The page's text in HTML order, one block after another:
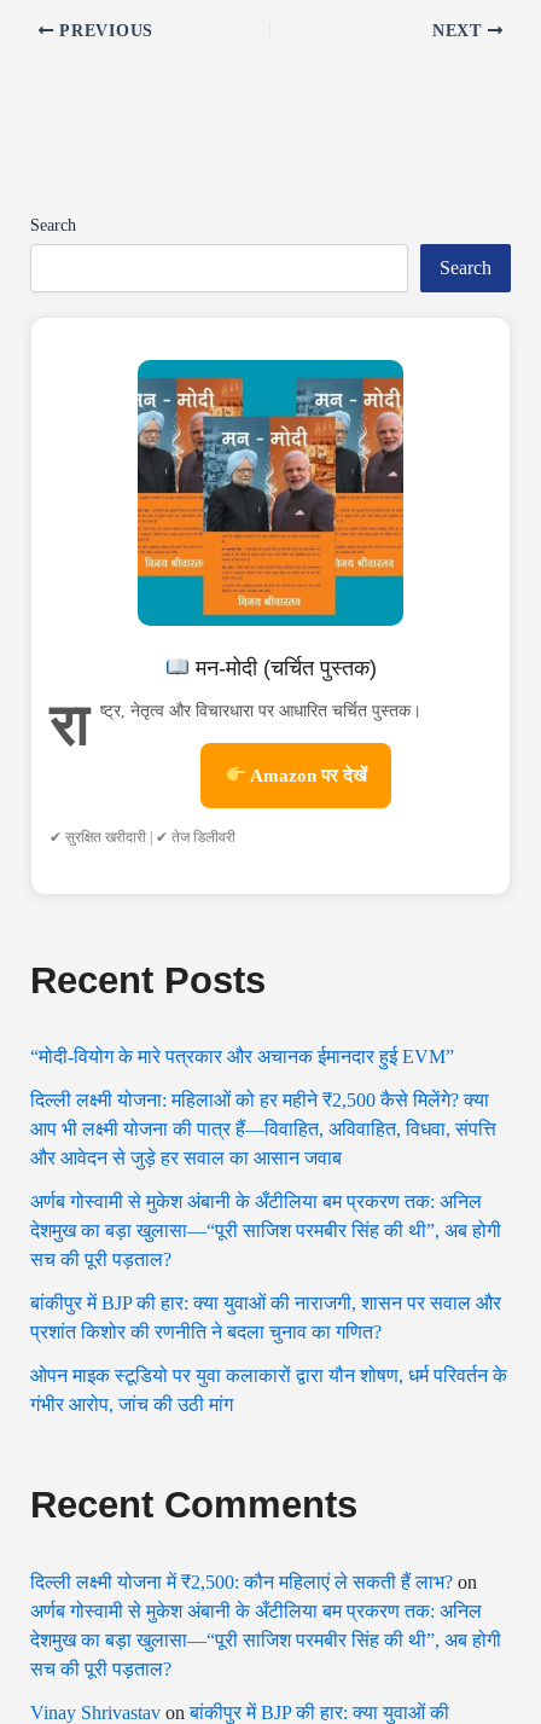
PREVIOUS NEXT
Search
Search
मन-मोदी (चर्चित पुस्तक)
रा ष्ट्र, नेतृत्व और विचारधारा पर आधारित चर्चित पुस्तक।
Amazon पर देखें
✔ सुरक्षित खरीदारी | ✔ तेज डिलीवरी
Recent Posts
“मोदी-वियोग के मारे पत्रकार और अचानक ईमानदार हुई EVM”
दिल्ली लक्ष्मी योजना: महिलाओं को हर महीने ₹2,500 कैसे मिलेंगे? क्या
आप भी लक्ष्मी योजना की पात्र हैं—विवाहित, अविवाहित, विधवा, संपत्ति
और आवेदन से जुड़े हर सवाल का आसान जवाब
अर्णब गोस्वामी से मुकेश अंबानी के अँटीलिया बम प्रकरण तक: अनिल
देशमुख का बड़ा खुलासा—“पूरी साजिश परमबीर सिंह की थी”, अब होगी
सच की पूरी पड़ताल?
बांकीपुर में BJP की हार: क्या युवाओं की नाराजगी, शासन पर सवाल और
प्रशांत किशोर की रणनीति ने बदला चुनाव का गणित?
ओपन माइक स्टूडियो पर युवा कलाकारों द्वारा यौन शोषण, धर्म परिवर्तन के
गंभीर आरोप, जांच की उठी मांग
Recent Comments
दिल्ली लक्ष्मी योजना में ₹2,500: कौन महिलाएं ले सकती हैं लाभ? on
अर्णब गोस्वामी से मुकेश अंबानी के अँटीलिया बम प्रकरण तक: अनिल
देशमुख का बड़ा खुलासा—“पूरी साजिश परमबीर सिंह की थी”, अब होगी
सच की पूरी पड़ताल?
Vinay Shrivastav onबांकीपुर में BJP की हार: क्या युवाओं की